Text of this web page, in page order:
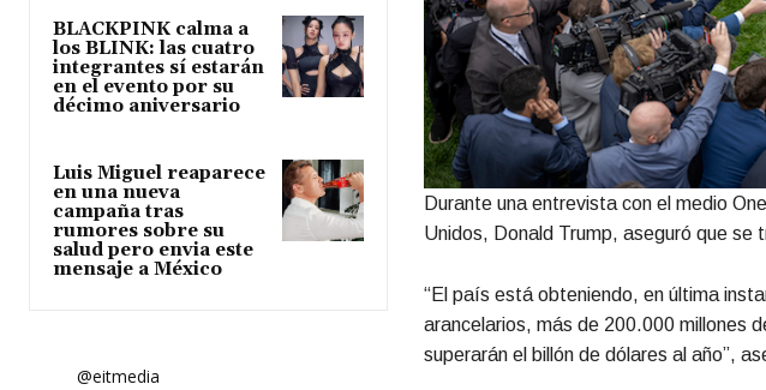
BLACKPINK calma a
los BLINK: las cuatro
integrantes sí estarán
en el evento por su
décimo aniversario
Luis Miguel reaparece
en una nueva
campaña tras
rumores sobre su
salud pero envia este
mensaje a México
@eitmedia
Durante una entrevista con el medio
Unidos, Donald Trump, aseguró que se
“El país está obteniendo, en última
arancelarios, más de 200.000 millones
superarán el billón de dólares al año”,